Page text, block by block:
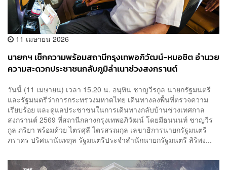
11 เมษายน 2026
นายกฯ เช็กความพร้อมสถานีกรุงเทพอภิวัฒน์-หมอชิต อำนวย
ความสะดวกประชาชนกลับภูมิลำเนาช่วงสงกรานต์
วันนี้ (11 เมษายน) เวลา 15.20 น. อนุทิน ชาญวีรกูล นายกรัฐมนตรี
และรัฐมนตรีว่าการกระทรวงมหาดไทย เดินทางลงพื้นที่ตรวจความ
เรียบร้อย และดูแลประชาชนในการเดินทางกลับบ้านช่วงเทศกาล
สงกรานต์ 2569 ที่สถานีกลางกรุงเทพอภิวัฒน์ โดยมีธนนนท์ ชาญวีร
กูล ภริยา พร้อมด้วย ไตรศุลี ไตรสรณกุล เลขาธิการนายกรัฐมนตรี
ภราดร ปริศนานันทกุล รัฐมนตรีประจำสำนักนายกรัฐมนตรี สิริพง...